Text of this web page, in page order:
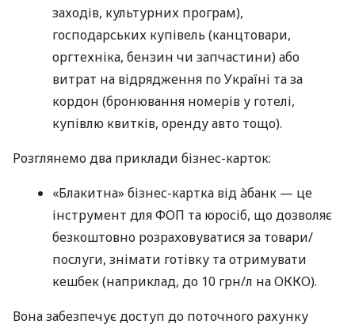
заходів, культурних програм),
господарських купівель (канцтовари,
оргтехніка, бензин чи запчастини) або
витрат на відрядження по Україні та за
кордон (бронювання номерів у готелі,
купівлю квитків, оренду авто тощо).
Розглянемо два приклади бізнес-карток:
«Блакитна» бізнес-картка від àбанк — це
інструмент для ФОП та юросіб, що дозволяє
безкоштовно розраховуватися за товари/
послуги, знімати готівку та отримувати
кешбек (наприклад, до 10 грн/л на ОККО).
Вона забезпечує доступ до поточного рахунку